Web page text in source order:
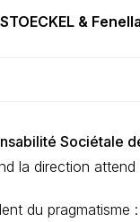
&
Sociétale
la direction
du